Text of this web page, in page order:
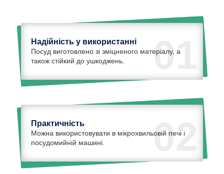
01
Надійність у використанні
Посуд виготовлено зі зміцненого матеріалу, а
також стійкий до ушкоджень.
02
Практичність
Можна використовувати в мікрохвильовій печі і
посудомийній машині.